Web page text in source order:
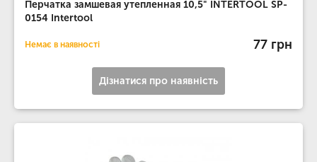
Перчатка замшевая утепленная 10,5" INTERTOOL SP-
0154 Intertool
Немає в наявності 77 грн
Дізнатися про наявність